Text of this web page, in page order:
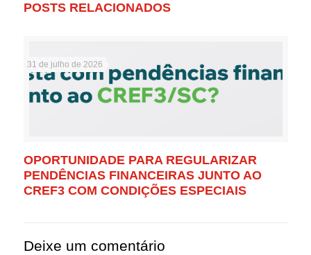
POSTS RELACIONADOS
31 de julho de 2026
OPORTUNIDADE PARA REGULARIZAR
PENDÊNCIAS FINANCEIRAS JUNTO AO
CREF3 COM CONDIÇÕES ESPECIAIS
Deixe um comentário